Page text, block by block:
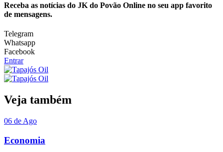
Receba as notícias do JK do Povão Online no seu app favorito
de mensagens.
Telegram
Whatsapp
Facebook
Entrar
Veja também
06 de Ago
Economia